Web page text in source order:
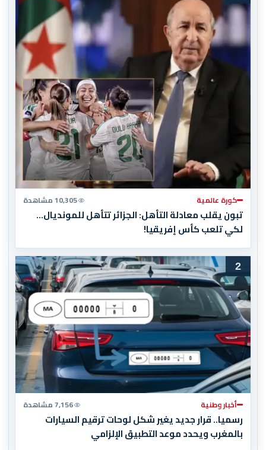
كورة عالمية 10,305 مشاهدة
تبون يقلب معادلة التأهل: الجزائر تتأهل للمونديال…
لكي تلعب كأس إفريقيا!
2
أخبار وطنية 7,156 مشاهدة
رسميا.. قرار جديد يغير شكل لوحات ترقيم السيارات
بالمغرب ويحدد موعد التطبيق الإلزامي